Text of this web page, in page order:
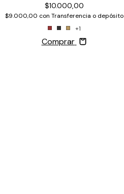
$10.000,00
$9.000,00 con Transferencia o depósito
+1
Comprar